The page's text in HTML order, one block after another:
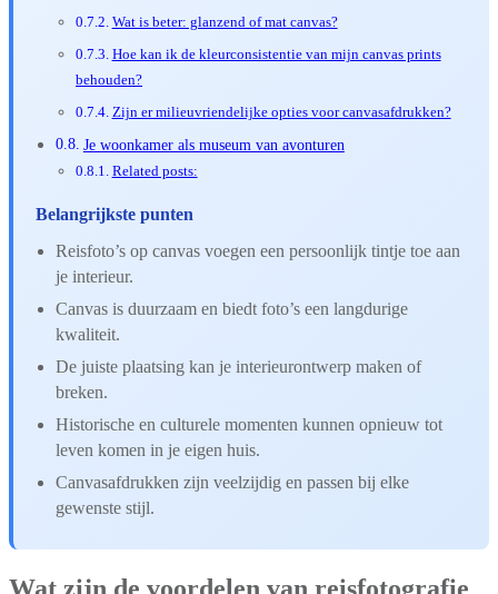
Wat is beter: glanzend of mat canvas?
Hoe kan ik de kleurconsistentie van mijn canvas prints
behouden?
Zijn er milieuvriendelijke opties voor canvasafdrukken?
Je woonkamer als museum van avonturen
Related posts:
Belangrijkste punten
Reisfoto’s op canvas voegen een persoonlijk tintje toe aan
je interieur.
Canvas is duurzaam en biedt foto’s een langdurige
kwaliteit.
De juiste plaatsing kan je interieurontwerp maken of
breken.
Historische en culturele momenten kunnen opnieuw tot
leven komen in je eigen huis.
Canvasafdrukken zijn veelzijdig en passen bij elke
gewenste stijl.